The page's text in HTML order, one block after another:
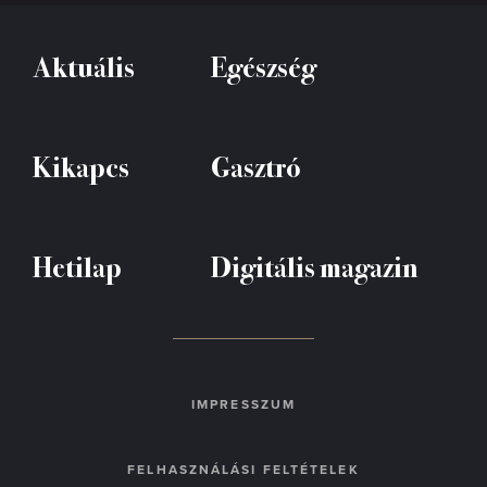
Aktuális Egészség
Kikapcs Gasztró
Hetilap Digitális magazin
IMPRESSZUM
FELHASZNÁLÁSI FELTÉTELEK